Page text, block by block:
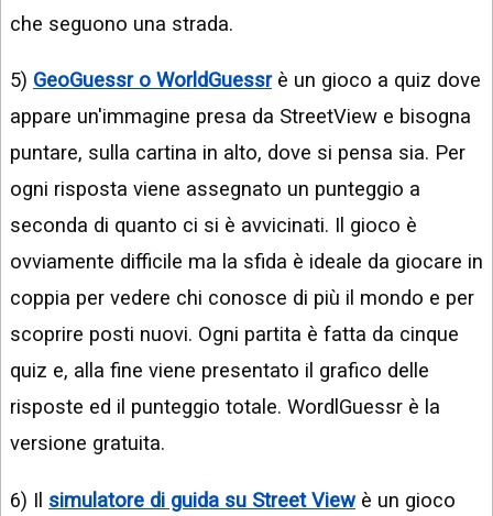
che seguono una strada.
5) GeoGuessr o WorldGuessrè un gioco a quiz dove
appare un'immagine presa da StreetView e bisogna
puntare, sulla cartina in alto, dove si pensa sia. Per
ogni risposta viene assegnato un punteggio a
seconda di quanto ci si è avvicinati. Il gioco è
ovviamente difficile ma la sfida è ideale da giocare in
coppia per vedere chi conosce di più il mondo e per
scoprire posti nuovi. Ogni partita è fatta da cinque
quiz e, alla fine viene presentato il grafico delle
risposte ed il punteggio totale. WordlGuessr è la
versione gratuita.
6) Il simulatore di guida su Street Viewè un gioco